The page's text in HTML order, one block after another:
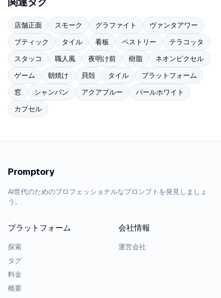
店舗正面 スモーク グラファイト
ヴァンタアワー
ブティック
タイル 看板 ペストリー
テラコッタ
スタッコ
職人風 夜明け前 樹脂
ネオンピクセル
ゲーム
朝焼け 貝殻 タイル
プラットフォーム
窓
シャンパン アクアブルー
パールホワイト
カプセル
Promptory
AI世代のためのプロフェッショナルなプロンプトを発見しましょ
う。
プラットフォーム
探索
タグ
料金
概要
会社情報
運営会社